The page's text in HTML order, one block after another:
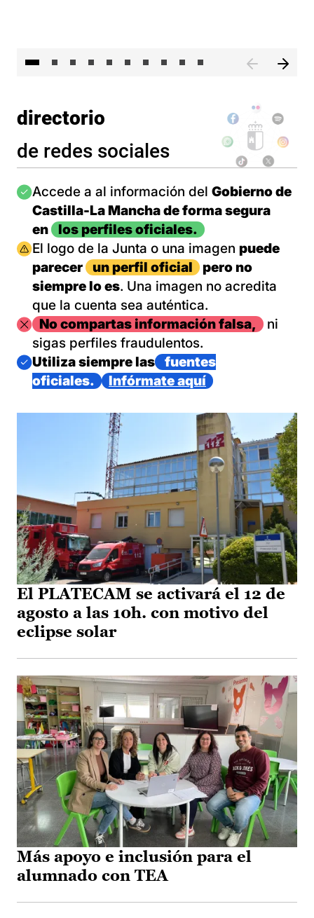
directorio
de redes sociales
Imagen
Accede a al información del Gobierno de
Castilla-La Mancha de forma segura
en
los perfiles oficiales.
Imagen
El logo de la Junta o una imagen puede
parecer
un perfil oficial
pero no
siempre lo es. Una imagen no acredita
que la cuenta sea auténtica.
ImagenNo compartas información falsa,
ni
sigas perfiles fraudulentos.
Imagen
Utiliza siempre las
fuentes
oficiales.
Infórmate aquí
El PLATECAM se activará el 12 de
agosto a las 10h. con motivo del
eclipse solar
Más apoyo e inclusión para el
alumnado con TEA